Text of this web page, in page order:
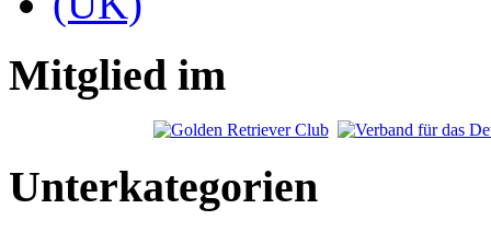
Mitglied im
Unterkategorien